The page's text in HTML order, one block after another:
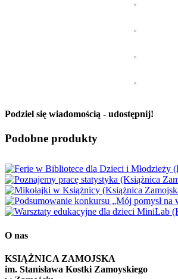
Podziel się wiadomością - udostępnij!
Facebook
X
Reddit
LinkedIn
WhatsApp
Tumblr
Pinterest
Vk
Email
Podobne produkty
O nas
KSIĄŻNICA ZAMOJSKA
im. Stanisława Kostki Zamoyskiego